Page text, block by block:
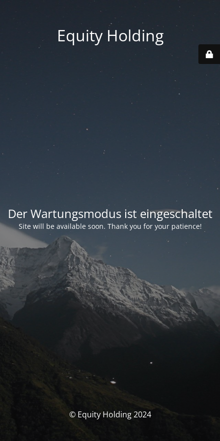
Equity Holding
Der Wartungsmodus ist eingeschaltet
Site will be available soon. Thank you for your patience!
© Equity Holding 2024